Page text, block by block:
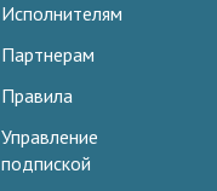
Исполнителям
Партнерам
Правила
Управление
подпиской